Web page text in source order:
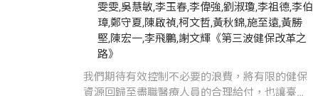
雯雯,吳慧敏,李玉春,李偉強,劉淑瓊,李祖德,李伯
璋,鄭守夏,陳啟禎,柯文哲,黃秋錦,施至遠,黃勝
堅,陳宏一,李飛鵬,謝文輝《第三波健保改革之
路》
我們期待有效控制不必要的浪費，將有限的健保
資源回歸至盡職醫療人員的合理給付，也讓臺灣